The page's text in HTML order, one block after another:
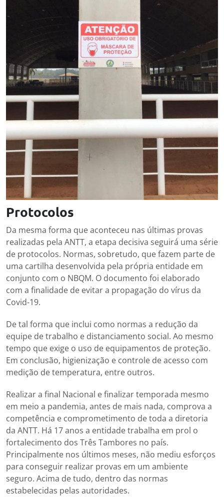
Protocolos
Da mesma forma que aconteceu nas últimas provas
realizadas pela ANTT, a etapa decisiva seguirá uma série
de protocolos. Normas, sobretudo, que fazem parte de
uma cartilha desenvolvida pela própria entidade em
conjunto com o NBQM. O documento foi elaborado
com a finalidade de evitar a propagação do vírus da
Covid-19.
De tal forma que inclui como normas a redução da
equipe de trabalho e distanciamento social. Ao mesmo
tempo que exige o uso de equipamentos de proteção.
Em conclusão, higienização e controle de acesso com
medição de temperatura, entre outros.
Realizar a final Nacional e finalizar temporada mesmo
em meio a pandemia, antes de mais nada, comprova a
competência e comprometimento de toda a diretoria
da ANTT. Há 17 anos a entidade trabalha em prol o
fortalecimento dos Três Tambores no país.
Principalmente nos últimos meses, não mediu esforços
para conseguir realizar provas em um ambiente
seguro. Acima de tudo, dentro das normas
estabelecidas pelas autoridades.